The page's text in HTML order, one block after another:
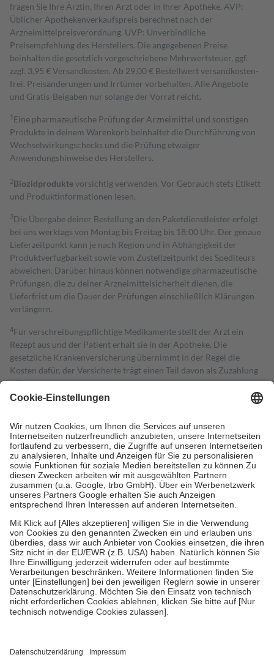
fragen Sie Ihre Ärztin, Ihren Arzt oder in Ihrer Apotheke. AVP:
Üblicher Apothekenverkaufspreis berechnet nach der
Arzneimittelpreisverordnung. UVP: Unverbindliche
Preisempfehlung des Herstellers. Die angegebenen Preise
beinhalten die gesetzlich vorgeschriebene Mehrwertsteuer, ggf.
zzgl. 3,95 € Versandkosten. Ab 29,00 € Bestell­wert versand­kosten­
frei. Preisänderungen und Irrtümer vorbehalten. Alle Angebote
und Gratis-Beigaben nur solange der Vorrat reicht.
1 Eine pharmazeutische Prüfung der Arzneimittel und sonstigen
Produkte in deinem Warenkorb beinhaltet die Durchführung von
Wechselwirkungschecks und die Prüfung etwaiger
Anwendungshinweise des Herstellers.
2Biozidproduktevorsichtig verwenden. Vor Gebrauch stets Etikett
und Produktinformationen lesen.
3Die Übergabe deiner Bestellung an den Paketdienstleister erfolgt
bei uns werktags von Montag bis Freitag bis 18:00 Uhr. Der genaue
Lieferzeitpunkt kann je nach Region und in Abhängigkeit der
Produktverfügbarkeit sowie vom Zustellzeitpunkt des Spediteurs
abweichen. Darüber hinaus können notwendige pharmazeutische
Prüfungen, die zu deiner Arzneimittelsicherheit dienen, die
Lieferfrist um die Dauer der Prüfungen einschließlich Klärungen
verlängern.
4Für verschreibungspflichtige Medikamente stellt der Arzt ein
Rezept aus und der Patient erhält sie in der Apotheke. Die
gesetzliche Krankenversicherung übernimmt in der Regel die
Kosten dafür, der Versicherte trägt einen Teil davon als Zuzahlung
mit.
Grundsätzlich leisten Mitglieder Zuzahlungen in Höhe von zehn
höchstens zehn Euro.
Es sind jedoch nie mehr als die tatsächlichen
Kosten der Leistung zu entrichten.
Diese Regeln gelten grundsätzlich auch für Online-Apotheken.
Bei Heilmitteln und häuslicher Krankenpflege beträgt die
Zuzahlung zehn Prozent der Kosten sowie zehn Euro je
Verordnung.
Um das Engagement der Versicherten für ihre eigene Gesundheit zu
stärken und die besondere Stellung der Familie zu unterstützen,
fallenkeine Zuzahlungenan bei:
• Kindern und Jugendlichen bis zum vollendeten 18. Lebensjahr
mit Ausnahme der Fahrkosten
• Untersuchungen zur Vorsorge und Früherkennung, die von der
GKV getragen werden
• empfohlenen Schutzimpfungen
• Harn- und Blutteststreifen
getroffen, um sicherzustellen, dass es sich um echte Bewertungen